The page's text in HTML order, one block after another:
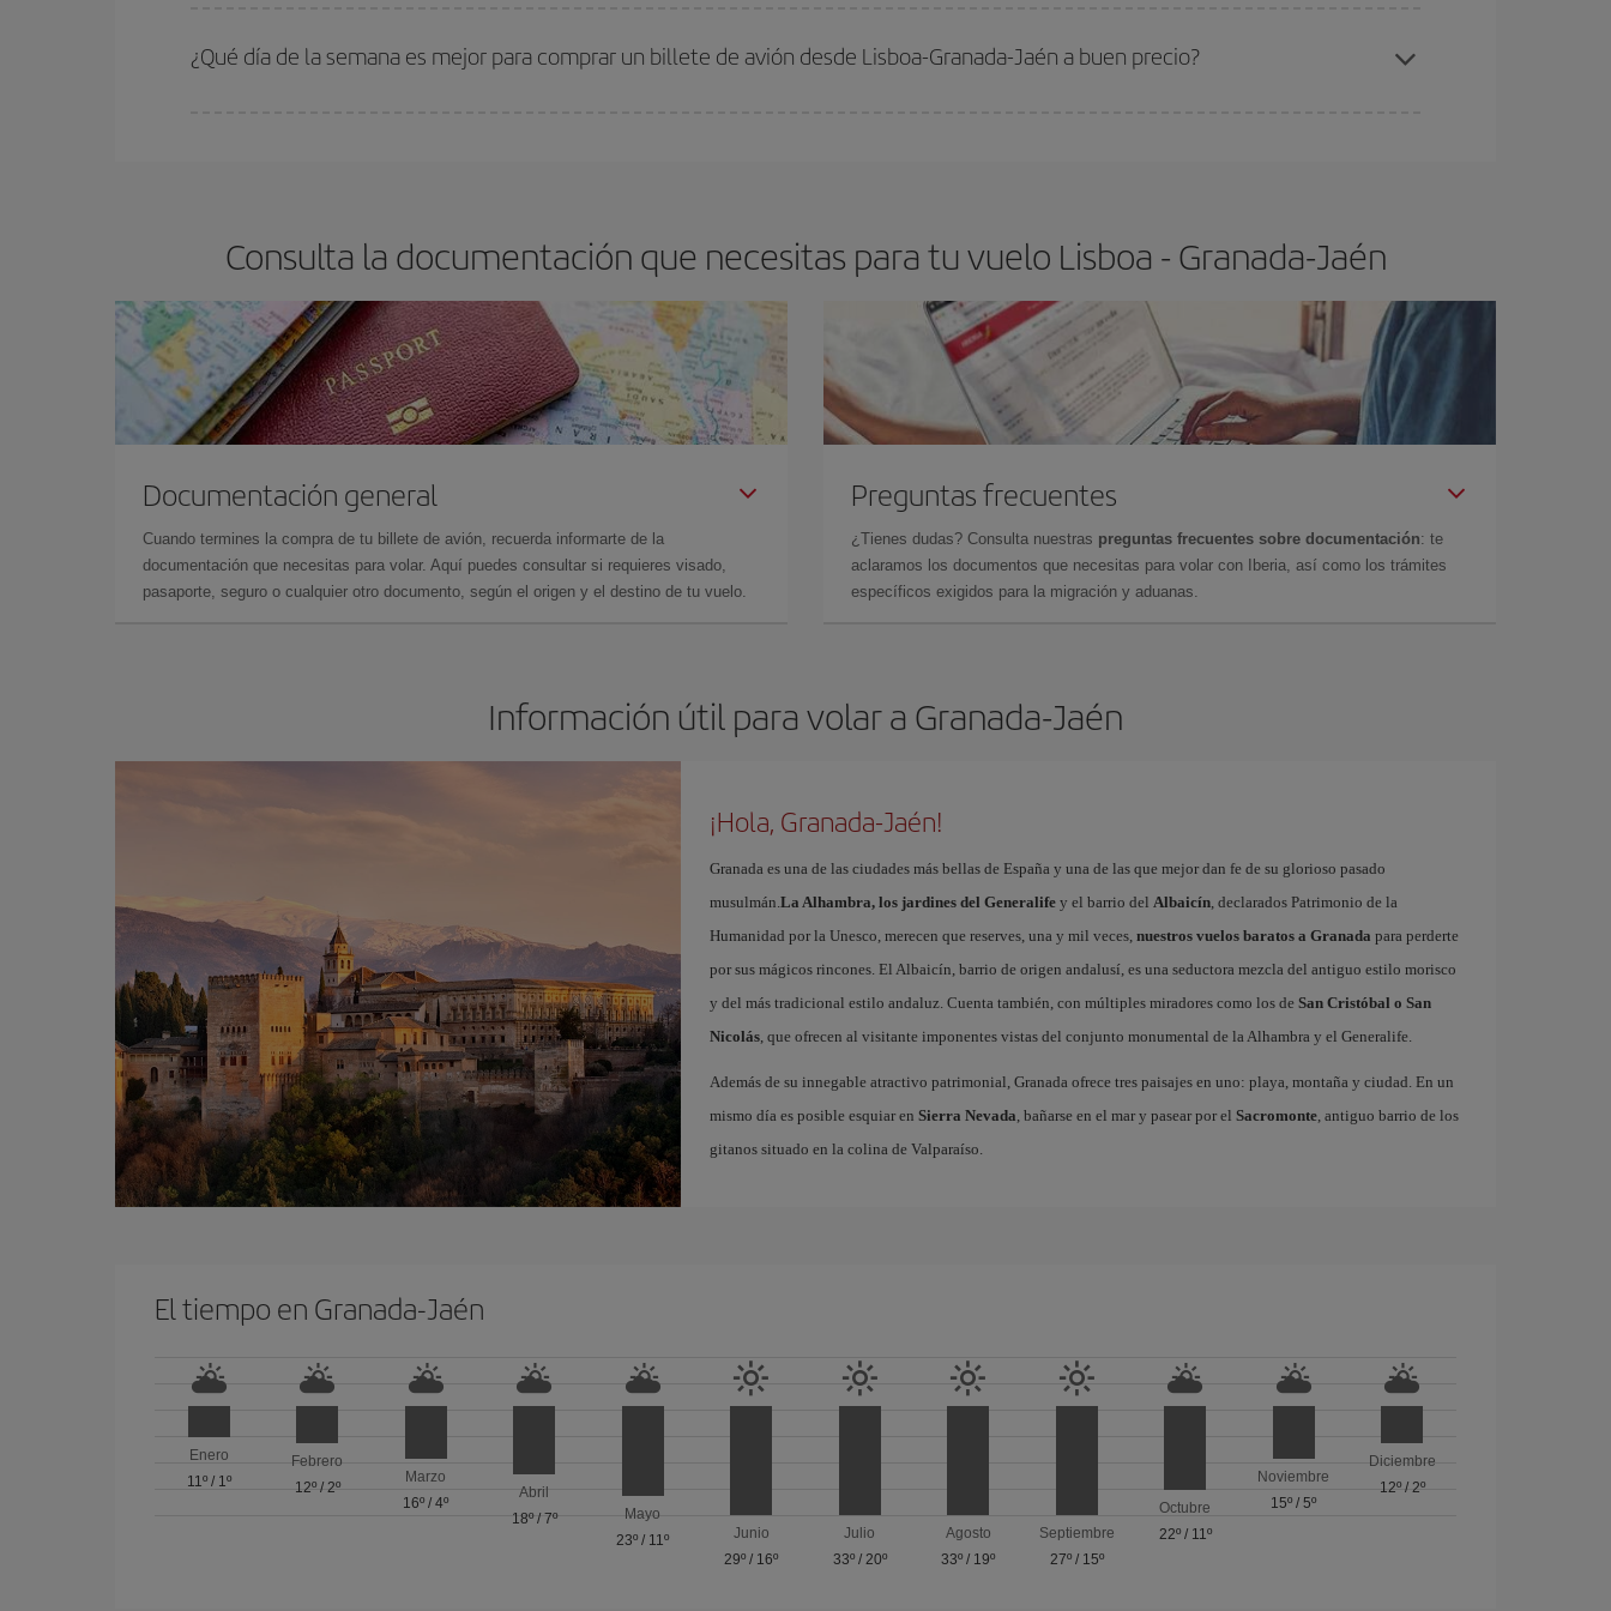
¿Qué día de la semana es mejor para comprar un billete de avión desde Lisboa-Granada-Jaén a buen precio?
Consulta la documentación que necesitas para tu vuelo Lisboa - Granada-Jaén
Documentación general
Cuando termines la compra de tu billete de avión, recuerda informarte de la
documentación que necesitas para volar. Aquí puedes consultar si requieres visado,
pasaporte, seguro o cualquier otro documento, según el origen y el destino de tu vuelo.
Preguntas frecuentes
¿Tienes dudas? Consulta nuestras preguntas frecuentes sobre documentación: te
aclaramos los documentos que necesitas para volar con Iberia, así como los trámites
específicos exigidos para la migración y aduanas.
Información útil para volar a Granada-Jaén
¡Hola, Granada-Jaén!
Granada es una de las ciudades más bellas de España y una de las que mejor dan fe de su glorioso pasado
musulmán.La Alhambra, los jardines del Generalifey el barrio del Albaicín, declarados Patrimonio de la
Humanidad por la Unesco, merecen que reserves, una y mil veces, nuestros vuelos baratos a Granada para perderte
por sus mágicos rincones. El Albaicín, barrio de origen andalusí, es una seductora mezcla del antiguo estilo morisco
y del más tradicional estilo andaluz. Cuenta también, con múltiples miradores como los de San Cristóbal o San
Nicolás, que ofrecen al visitante imponentes vistas del conjunto monumental de la Alhambra y el Generalife.
Además de su innegable atractivo patrimonial, Granada ofrece tres paisajes en uno: playa, montaña y ciudad. En un
mismo día es posible esquiar en Sierra Nevada, bañarse en el mar y pasear por el Sacromonte, antiguo barrio de los
gitanos situado en la colina de Valparaíso.
El tiempo en Granada-Jaén
Enero
11º/ 1º
Febrero
12º/ 2º
Marzo
16º /4º
Abril
18º/ 7º
Mayo
23º / 11º
Junio
29º / 16º
Julio
33º/ 20º
Agosto
33º / 19º
Septiembre
27º/ 15º
Octubre
22º/ 11º
Noviembre
15º /5º
Diciembre
12º/ 2º